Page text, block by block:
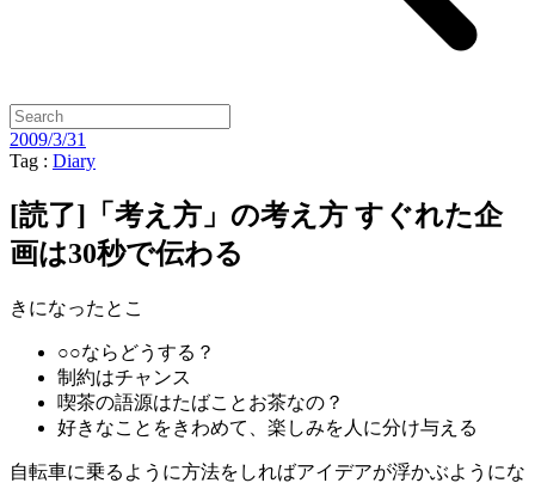
2009/3/31
Tag : Diary
[読了]「考え方」の考え方 すぐれた企
画は30秒で伝わる
きになったとこ
○○ならどうする？
制約はチャンス
喫茶の語源はたばことお茶なの？
好きなことをきわめて、楽しみを人に分け与える
自転車に乗るように方法をしればアイデアが浮かぶようにな